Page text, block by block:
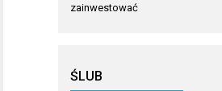
zainwestować
ŚLUB